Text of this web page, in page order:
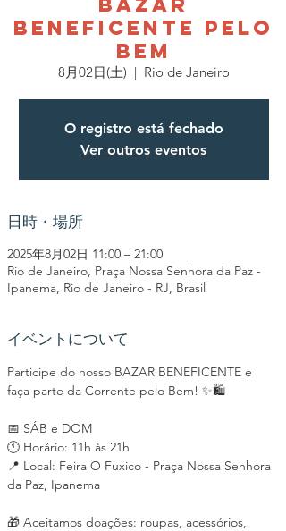
BENEFICENTE PELO
BEM
8月02日(土)
  |
Rio de Janeiro
O registro está fechado
Ver outros eventos
日時・場所
2025年8月02日 11:00 – 21:00
Rio de Janeiro, Praça Nossa Senhora da Paz -
Ipanema, Rio de Janeiro - RJ, Brasil
イベントについて
Participe do nosso BAZAR BENEFICENTE e
faça parte da Corrente pelo Bem! ✨🛍️
📅 SÁB e DOM
🕚 Horário: 11h às 21h
📍 Local: Feira O Fuxico - Praça Nossa Senhora
da Paz, Ipanema
🎁 Aceitamos doações: roupas, acessórios,